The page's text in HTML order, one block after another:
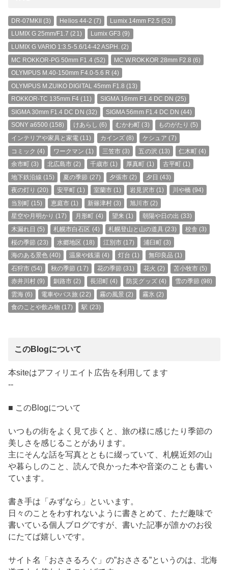
DR-07MKII(3) Helios 44-2 (7) Lumix 14mm F2.5 (52)
LUMIX G 25mm/F1.7 (21) Lumix GF3 (9)
LUMIX G VARIO 1:3.5-5.6/14-42 ASPH. (2)
MC ROKKOR-PG 50mm F1.4(52) MC W.ROKKOR 28mm F2.8 (6)
OLYMPUS M.40-150mm F4.0-5.6 R (4)
OLYMPUS M.ZUIKO DIGITAL 45mm F1.8 (13)
ROKKOR-TC 135mm F4 (11) SIGMA 16mm F1.4 DC DN (25)
SIGMA 30mm F1.4 DC DN (32) SIGMA 56mm F1.4 DC DN (44)
SONY a6500 (158) けあらし (6) むかわ町 (3) ものがたり (5)
インテリアや家具と家電 (11) カインズ(8) ケシュア (7)
コミック (4) ワークマン (1) 三笠市 (3) 五の沢 (13) 仁木町 (4)
余市町(3) 北広島市 (2) 千歳市(1) 厚真町 (1) 古平町 (1)
地下鉄沿線 (15) 夏の季節 (27) 夕張市 (2) 夕日 (43)
夜の灯り (20) 安平町 (1) 室蘭市(1) 岩見沢市(1) 川や橋 (94)
当別町(15) 恵庭市 (1) 新篠津村(3) 旭川市(2)
星空や月明かり (17) 月形町 (4) 望来 (1) 朝陽や日の出 (33)
木漏れ日 (5) 札幌市白石区 (4) 札幌登山と山の道具 (23) 校舎 (3)
桜の季節 (23) 水郷地区 (18) 江別市 (17) 浦臼町(3)
海のある景色(40) 温泉や銭湯(4) 灯台 (1) 無印良品 (1)
石狩市(54) 秋の季節 (17) 花の季節 (31) 花火 (2) 苫小牧市 (5)
赤井川村(9) 釧路市 (2) 長沼町(4) 防災グッズ(4) 雪の季節 (98)
雲海(6) 電車やバス旅 (22) 霧の風景 (2) 霧氷 (2)
食のことや飲み物 (17) 駅 (23)
このBlogについて
本siteはアフィリエイト広告を利用してます
--
■ このBlogについて
いつもの街をよく見て歩くと、旅の様に感じたり季節の
美しさを感じることがあります。
主にそんな話を写真とともに綴っていて、札幌近郊の山
や暮らしのこと、読んで良かった本や音楽のことも書い
ています。
書き手は「みずなら」といいます。
日々のことをわすれないように書きとめて、ただ趣味で
書いている個人ブログですが、書いた記事が誰かのお役
にたてば嬉しいです。
サイト名「おささるろぐ」の”おささる”というのは、北海